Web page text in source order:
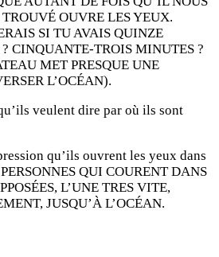
OUVRE LES YEUX.
SI TU AVAIS QUINZE
? CINQUANTE-TROIS MINUTES ?
MET PRESQUE UNE
L’OCÉAN).
veulent dire par où ils sont
qu’ils ouvrent les yeux dans
QUI COURENT DANS
L’UNE TRES VITE,
JUSQU’À L’OCÉAN.